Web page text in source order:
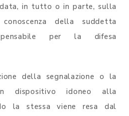
in tutto o in parte, sulla
della suddetta
per la difesa
della segnalazione o la
dispositivo idoneo alla
la stessa viene resa dal